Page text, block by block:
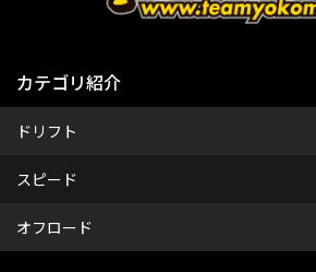
カテゴリ紹介
ドリフト
スピード
オフロード